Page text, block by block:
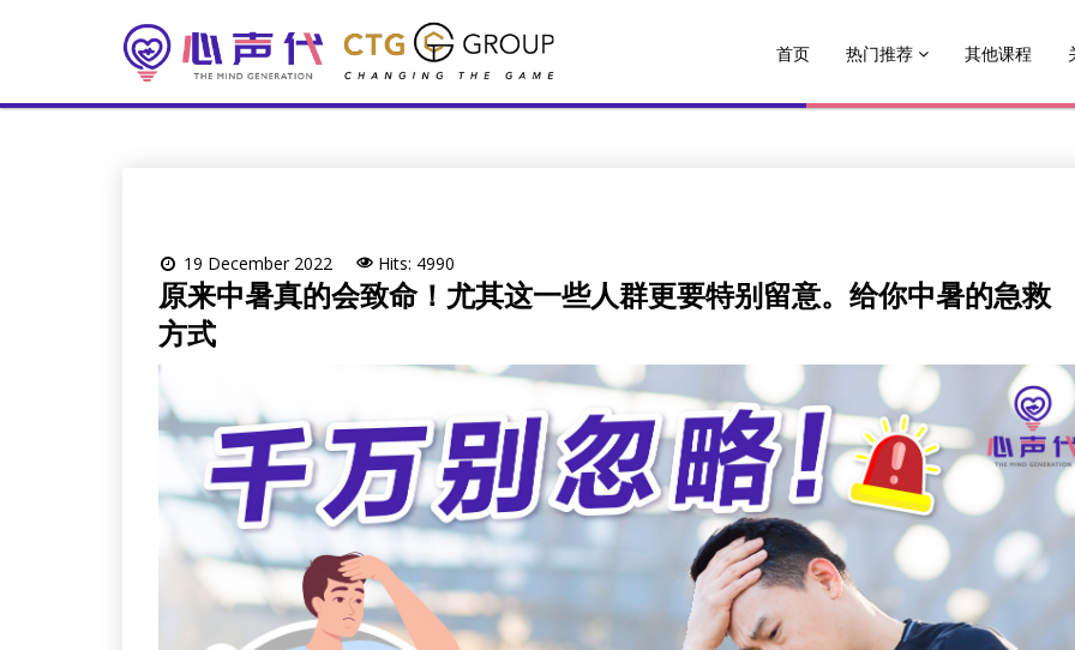
首页 热门推荐 其他课程
19 December 2022 Hits: 4990
原来中暑真的会致命！尤其这一些人群更要特别留意。给你中暑的急救
方式